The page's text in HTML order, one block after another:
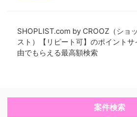
SHOPLIST.com by CROOZ（ショ
スト）【リピート可】のポイントサ
由でもらえる最高額検索
案件検索